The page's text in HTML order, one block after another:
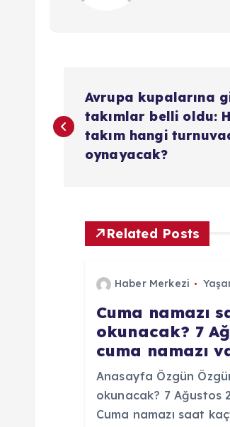
a
Avrupa kupalarına
takımlar belli oldu:
takım hangi
oynayacak?
Related Posts
Haber Merkezi
Cuma namazı
okunacak? 7
cuma namazı
Anasayfa Özgün
okunacak? 7 Ağustos
Cuma namazı saat